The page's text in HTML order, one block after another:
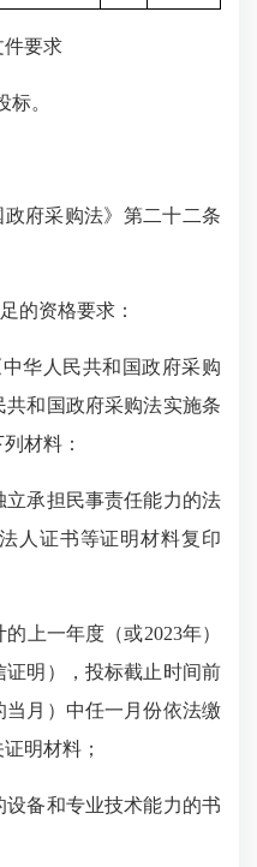
要求
。
府采购法》第二十二条
资格要求：
华人民共和国政府采购
和国政府采购法实施条
材料：
承担民事责任能力的法
人证书等证明材料复印
一年度（或2023年）
明），投标截止时间前
月）中任一月份依法缴
明材料；
备和专业技术能力的书